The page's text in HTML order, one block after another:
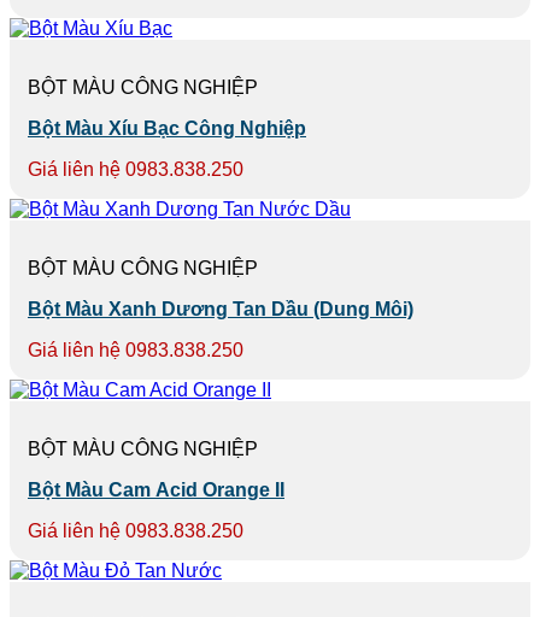
BỘT MÀU CÔNG NGHIỆP
Bột Màu Xíu Bạc Công Nghiệp
Giá liên hệ 0983.838.250
BỘT MÀU CÔNG NGHIỆP
Bột Màu Xanh Dương Tan Dầu (Dung Môi)
Giá liên hệ 0983.838.250
BỘT MÀU CÔNG NGHIỆP
Bột Màu Cam Acid Orange II
Giá liên hệ 0983.838.250